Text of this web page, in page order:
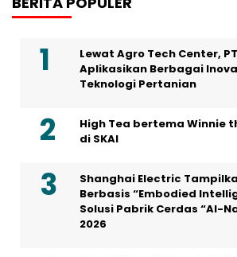
Lewat Agro Tech Center,
Aplikasikan Berbagai
Teknologi Pertanian
High Tea bertema Winnie
di SKAI
Shanghai Electric
Berbasis “Embodied
Solusi Pabrik Cerdas “AI-
2026